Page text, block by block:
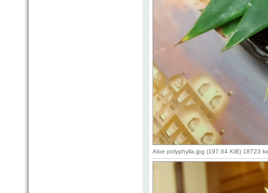
Aloe polyphylla.jpg (197.64 KiB) 18723